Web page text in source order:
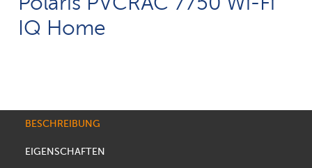
IQ Home
BESCHREIBUNG
EIGENSCHAFTEN